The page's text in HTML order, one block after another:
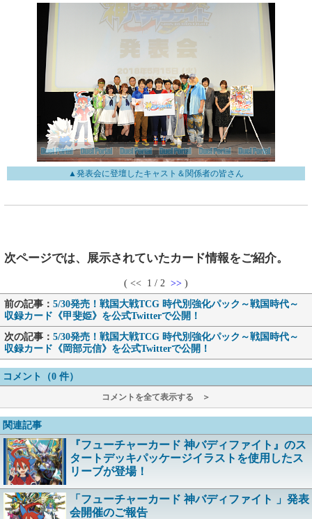
▲発表会に登壇したキャスト＆関係者の皆さん
次ページでは、展示されていたカード情報をご紹介。
( << 1 / 2 >> )
前の記事： 5/30発売！戦国大戦TCG 時代別強化パック～戦国時代～
収録カード《甲斐姫》を公式Twitterで公開！
次の記事： 5/30発売！戦国大戦TCG 時代別強化パック～戦国時代～
収録カード《岡部元信》を公式Twitterで公開！
コメント（0 件）
コメントを全て表示する ＞
関連記事
『フューチャーカード 神バディファイト』のス
タートデッキパッケージイラストを使用したス
リーブが登場！
「フューチャーカード 神バディファイト 」発表
会開催のご報告